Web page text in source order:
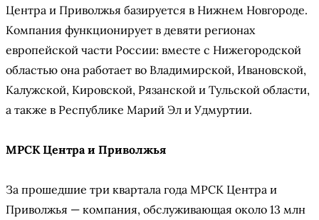
Центра и Приволжья базируется в Нижнем Новгороде.
Компания функционирует в девяти регионах
европейской части России: вместе с Нижегородской
областью она работает во Владимирской, Ивановской,
Калужской, Кировской, Рязанской и Тульской области,
а также в Республике Марий Эл и Удмуртии.
МРСК Центра и Приволжья
За прошедшие три квартала года МРСК Центра и
Приволжья — компания, обслуживающая около 13 млн